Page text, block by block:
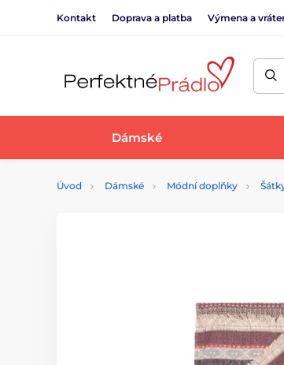
Kontakt Doprava a platba Výmena a
Dámské
Úvod Dámské Módní doplňky